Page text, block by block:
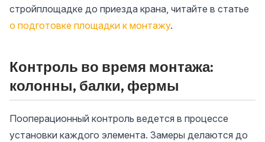
стройплощадке до приезда крана, читайте в статье
о подготовке площадки к монтажу.
Контроль во время монтажа:
колонны, балки, фермы
Пооперационный контроль ведется в процессе
установки каждого элемента. Замеры делаются до